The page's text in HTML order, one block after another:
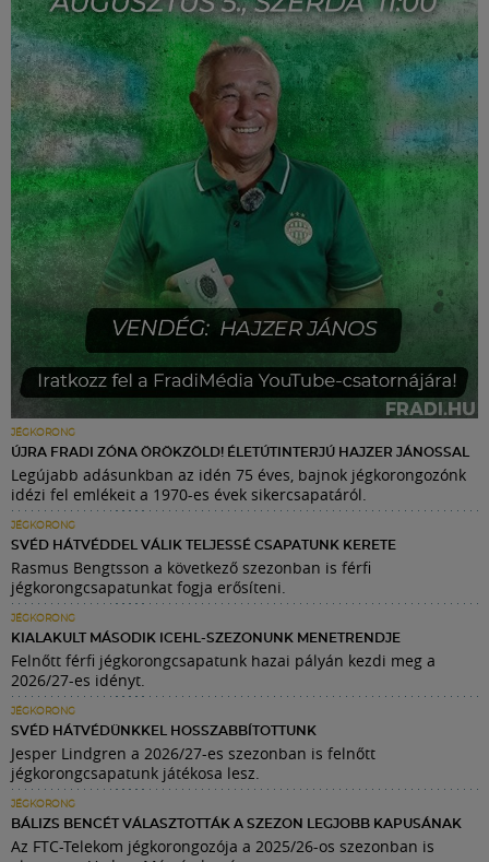
JÉGKORONG
ÚJRA FRADI ZÓNA ÖRÖKZÖLD! ÉLETÚTINTERJÚ HAJZER JÁNOSSAL
Legújabb adásunkban az idén 75 éves, bajnok jégkorongozónk
idézi fel emlékeit a 1970-es évek sikercsapatáról.
JÉGKORONG
SVÉD HÁTVÉDDEL VÁLIK TELJESSÉ CSAPATUNK KERETE
Rasmus Bengtsson a következő szezonban is férfi
jégkorongcsapatunkat fogja erősíteni.
JÉGKORONG
KIALAKULT MÁSODIK ICEHL-SZEZONUNK MENETRENDJE
Felnőtt férfi jégkorongcsapatunk hazai pályán kezdi meg a
2026/27-es idényt.
JÉGKORONG
SVÉD HÁTVÉDÜNKKEL HOSSZABBÍTOTTUNK
Jesper Lindgren a 2026/27-es szezonban is felnőtt
jégkorongcsapatunk játékosa lesz.
JÉGKORONG
BÁLIZS BENCÉT VÁLASZTOTTÁK A SZEZON LEGJOBB KAPUSÁNAK
Az FTC-Telekom jégkorongozója a 2025/26-os szezonban is